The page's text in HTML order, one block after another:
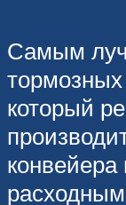
Самым
тормозных
который